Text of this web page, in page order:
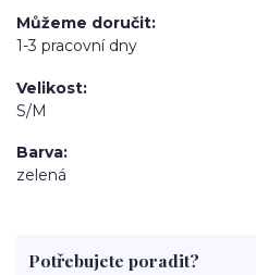
Můžeme doručit
1-3 pracovní dny
Velikost
S/M
Barva
zelená
Potřebujete poradit?